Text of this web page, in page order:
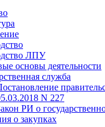
ЛПУ
основы деятельности
служба
N 227
РИ о
о закупках